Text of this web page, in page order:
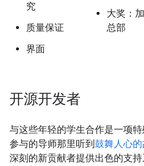
究
质量保证
界面
大奖：
总部
开源开发者
与这些年轻的学生合作是一项
参与的导师那里听到鼓舞人心
深刻的新贡献者提供出色的支